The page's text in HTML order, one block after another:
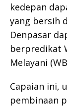
kedepan
yang bersih
Denpasar
berpredikat
Melayani
Capaian ini,
pembinaan